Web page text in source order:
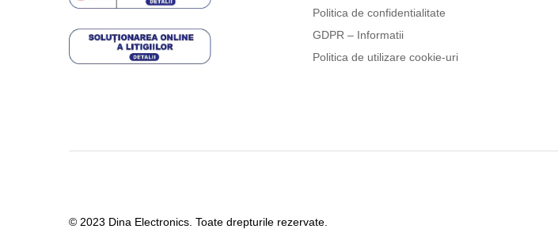
Politica de confidentialitate
GDPR – Informatii
Politica de utilizare cookie-uri
© 2023 Dina Electronics. Toate drepturile rezervate.